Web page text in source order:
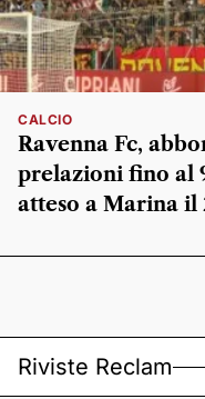
CALCIO
Ravenna Fc,
prelazioni fino al
atteso a Marina il
Riviste Reclam